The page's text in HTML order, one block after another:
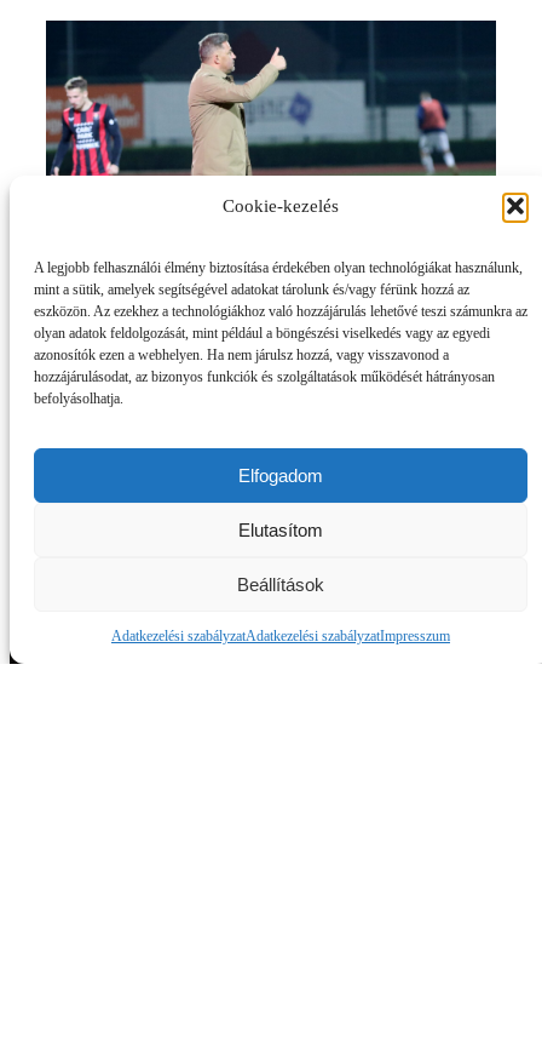
Cookie-kezelés
A legjobb felhasználói élmény biztosítása érdekében olyan technológiákat használunk,
mint a sütik, amelyek segítségével adatokat tárolunk és/vagy férünk hozzá az
eszközön. Az ezekhez a technológiákhoz való hozzájárulás lehetővé teszi számunkra az
olyan adatok feldolgozását, mint például a böngészési viselkedés vagy az egyedi
azonosítók ezen a webhelyen. Ha nem járulsz hozzá, vagy visszavonod a
hozzájárulásodat, az bizonyos funkciók és szolgáltatások működését hátrányosan
befolyásolhatja.
Elfogadom
Elutasítom
Beállítások
Adatkezelési szabályzatAdatkezelési szabályzatImpresszum
OSZD MEG ISMERŐSEIDDEL!
Oszd meg a Facebookon